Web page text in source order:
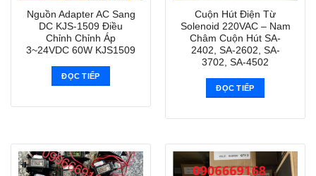
Nguồn Adapter AC Sang
DC KJS-1509 Điều
Chỉnh Chỉnh Áp
3~24VDC 60W KJS1509
ĐỌC TIẾP
Cuộn Hút Điện Từ
Solenoid 220VAC – Nam
Châm Cuộn Hút SA-
2402, SA-2602, SA-
3702, SA-4502
ĐỌC TIẾP